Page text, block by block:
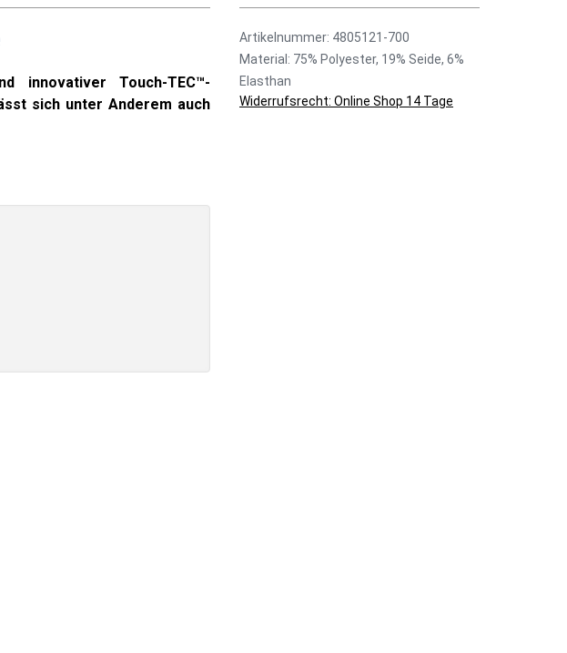
innovativer Touch-TEC™-
sich unter Anderem auch
Artikelnummer: 4805121-700
Material: 75% Polyester, 19% Seide, 6%
Elasthan
Widerrufsrecht: Online Shop 14 Tage